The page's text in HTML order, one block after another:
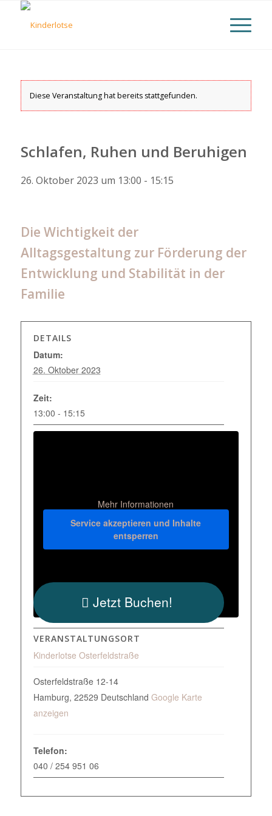
Diese Veranstaltung hat bereits stattgefunden.
Schlafen, Ruhen und Beruhigen
26. Oktober 2023 um 13:00 - 15:15
Die Wichtigkeit der
Alltagsgestaltung zur Förderung der
Entwicklung und Stabilität in der
Familie
DETAILS
Datum:
26. Oktober 2023
Zeit:
13:00 - 15:15
VERANSTALTUNGSORT
Kinderlotse Osterfeldstraße
Osterfeldstraße 12-14
Hamburg, 22529 Deutschland Google Karte
anzeigen
Telefon:
040 / 254 951 06
Mehr Informationen
Service akzeptieren und Inhalte
entsperren
Jetzt Buchen!